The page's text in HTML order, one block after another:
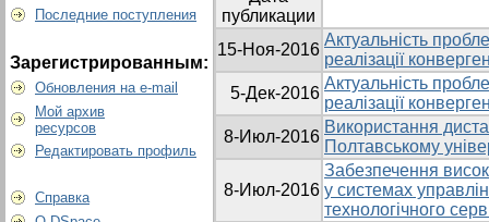
Последние поступления
Зарегистрированным:
Обновления на e-mail
Мой архив
ресурсов
Редактировать профиль
Справка
публикации
15-Ноя-2016
Актуальність
реалізації
5-Дек-2016
Актуальність
реалізації
8-Июл-2016
Використання
Полтавському
8-Июл-2016
Забезпечення
у системах
технологічного